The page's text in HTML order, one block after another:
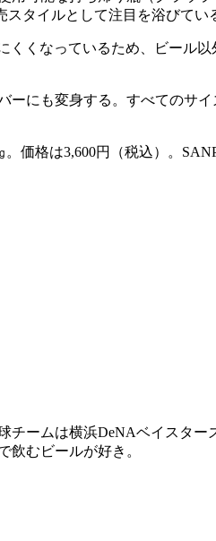
タイルとして注目を浴びてい
くなっているため、ビール
にも変身する。すべてのサ
価格は3,600円（税込）。
ームは横浜DeNAベイスタ
飲むビールが好き。